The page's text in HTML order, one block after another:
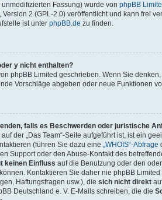
Fassung) wurde von phpBB
2 (GPL-2.0) veröffentlicht und kann frei
ist unter phpBB.de zu finden.
y nicht enthalten?
phpBB Limited geschrieben. Wenn Sie
Vorschläge abgeben oder neue Funktionen
falls es Beschwerden oder juristische
der „Das Team“-Seite aufgeführt ist, ist ein
(führen Sie dazu eine „WHOIS“-Abfrage
Support oder den Abuse-Kontakt des
keinen Einfluss auf die Benutzung oder den
Kontaktieren Sie daher nie phpBB
Haftungsfragen usw.), die sich nicht direkt
Deutschland e. V. E-Mails schreiben, die die